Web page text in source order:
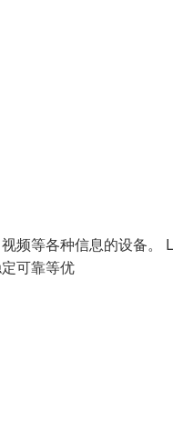
频等各种信息的设备。
可靠等优